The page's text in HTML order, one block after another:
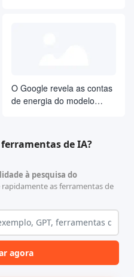
O Google revela as contas
de energia do modelo
de IA?
à pesquisa do
as ferramentas de
agora